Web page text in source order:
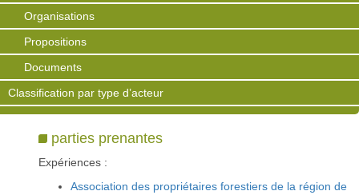
Organisations
Propositions
Documents
Classification par type d’acteur
parties prenantes
Expériences :
Association des propriétaires forestiers de la région de